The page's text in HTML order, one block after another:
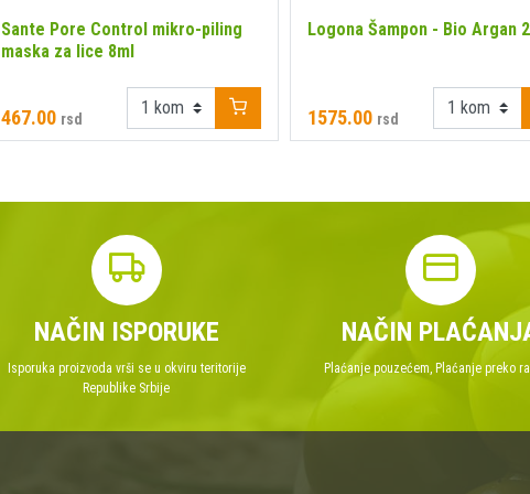
Sante Pore Control mikro-piling
maska za lice 8ml
467.00 rsd
Logona Šampon - Bio Argan
1575.00 rsd
NAČIN ISPORUKE
Isporuka proizvoda vrši se u okviru teritorije
Republike Srbije
NAČIN
Plaćanje pouzećem, Plaćanje preko